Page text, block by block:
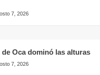
7, 2026
Oca dominó las alturas
7, 2026